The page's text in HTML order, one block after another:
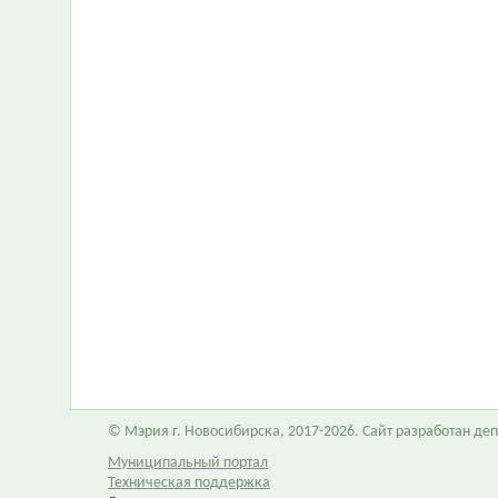
© Мэрия г. Новосибирска, 2017-2026. Сайт разработан
Муниципальный портал
Техническая поддержка